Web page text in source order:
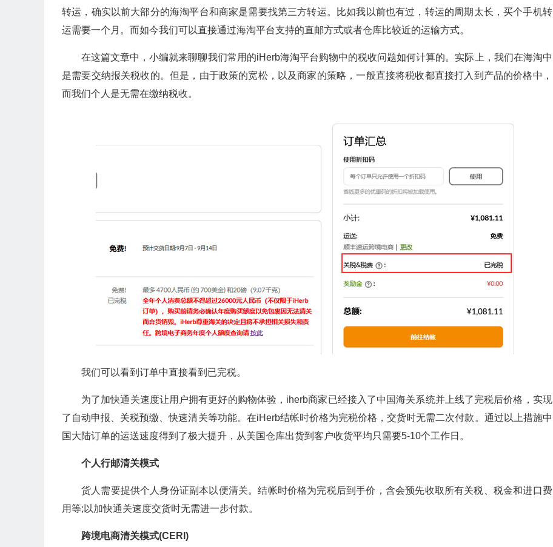
转运，确实以前大部分的海淘平台和商家是需要找第三方转运。比如我以前也有过，转运的周期太长，买个手机转
运需要一个月。而如今我们可以直接通过海淘平台支持的直邮方式或者仓库比较近的运输方式。
在这篇文章中，小编就来聊聊我们常用的iHerb海淘平台购物中的税收问题如何计算的。实际上，我们在海淘中
是需要交纳报关税收的。但是，由于政策的宽松，以及商家的策略，一般直接将税收都直接打入到产品的价格中，
而我们个人是无需在缴纳税收。
我们可以看到订单中直接看到已完税。
为了加快通关速度让用户拥有更好的购物体验，iherb商家已经接入了中国海关系统并上线了完税后价格，实现
了自动申报、关税预缴、快速清关等功能。在iHerb结帐时价格为完税价格，交货时无需二次付款。通过以上措施中
国大陆订单的运送速度得到了极大提升，从美国仓库出货到客户收货平均只需要5-10个工作日。
个人行邮清关模式
货人需要提供个人身份证副本以便清关。结帐时价格为完税后到手价，含会预先收取所有关税、税金和进口费
用等;以加快通关速度交货时无需进一步付款。
跨境电商清关模式(CERI)